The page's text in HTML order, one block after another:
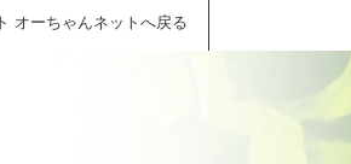
オーちゃんネットへ戻る